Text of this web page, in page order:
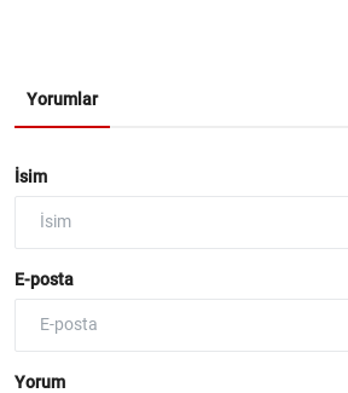
Yorumlar
İsim
E-posta
Yorum